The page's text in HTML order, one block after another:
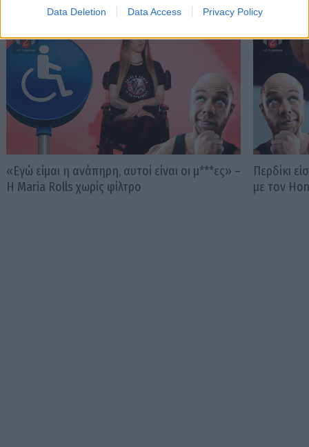
Data Deletion Data Access Privacy Policy
«Εγώ είμαι η ανάπηρη, αυτοί είναι οι μ***ες» –
Η Maria Rolls χωρίς φίλτρο
Περδίκι
με τον